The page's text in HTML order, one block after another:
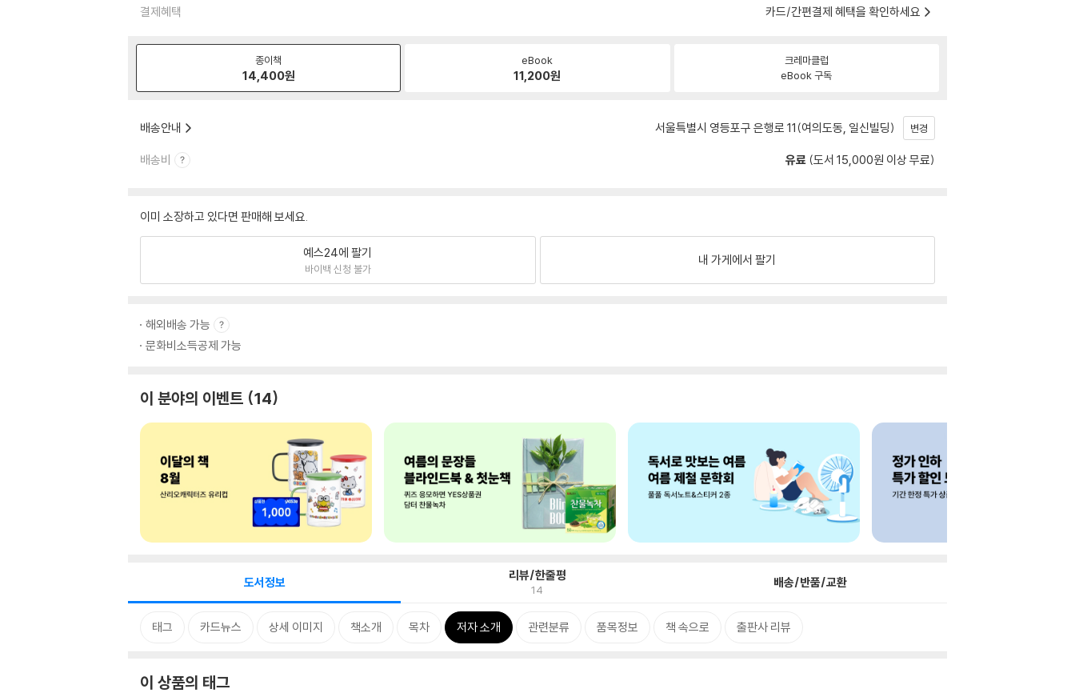
결제혜택 카드/간편결제 혜택을 확인하세요
종이책
14,400원
eBook
11,200원
크레마클럽
eBook 구독
배송안내 서울특별시 영등포구 은행로 11(여의도동, 일신빌딩) 변경
배송비 유료 (도서 15,000원 이상 무료)
이미 소장하고 있다면 판매해 보세요.
예스24에 팔기
바이백 신청 불가
내 가게에서 팔기
해외배송 가능
문화비소득공제 가능
이 분야의 이벤트 14
도서정보 리뷰/한줄평
14 배송/반품/교환
태그 카드뉴스 상세 이미지 책소개 목차 저자 소개 관련분류 품목정보 책 속으로 출판사 리뷰
이 상품의 태그